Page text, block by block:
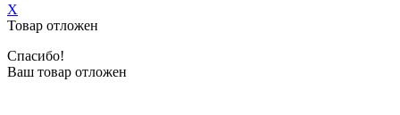
X
Товар отложен
Спасибо!
Ваш товар отложен